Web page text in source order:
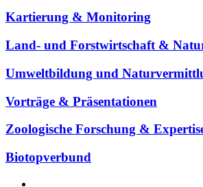
Kartierung & Monitoring
Land- und Forstwirtschaft &
Umweltbildung und
Vorträge & Präsentationen
Zoologische Forschung &
Biotopverbund